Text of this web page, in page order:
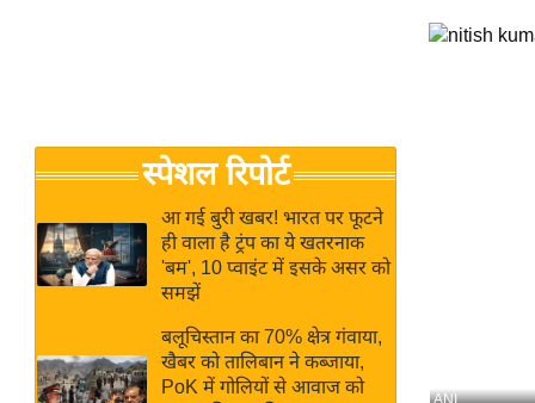
Breaking
News in
Hindi
Hindi
Hindi
जगत
राय
बजट
क्रिकेट
IPL
स्पेशल रिपोर्ट
आ गई बुरी खबर! भारत पर फूटने
ही वाला है ट्रंप का ये खतरनाक
'बम', 10 प्वाइंट में इसके असर को
समझें
बलूचिस्तान का 70% क्षेत्र गंवाया,
खैबर को तालिबान ने कब्जाया,
PoK में गोलियों से आवाज को
ANI